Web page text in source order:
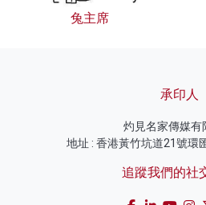
兔主席
承印人
灼見名家傳媒有
地址 : 香港黃竹坑道21號環
追蹤我們的社